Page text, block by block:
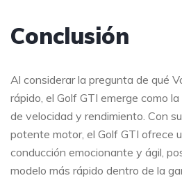
Conclusión
Al considerar la pregunta de qué
rápido, el Golf GTI emerge como
de velocidad y rendimiento. Con
potente motor, el Golf GTI ofrece
conducción emocionante y ágil,
modelo más rápido dentro de la